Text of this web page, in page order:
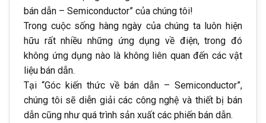
bán dẫn – Semiconductor” của chúng tôi!
Trong cuộc sống hàng ngày của chúng ta luôn hiện
hữu rất nhiều những ứng dụng về điện, trong đó
không ứng dụng nào là không liên quan đến các vật
liệu bán dẫn.
Tại “Góc kiến thức về bán dẫn – Semiconductor”,
chúng tôi sẽ diễn giải các công nghệ và thiết bị bán
dẫn cũng như quá trình sản xuất các phiến bán dẫn.